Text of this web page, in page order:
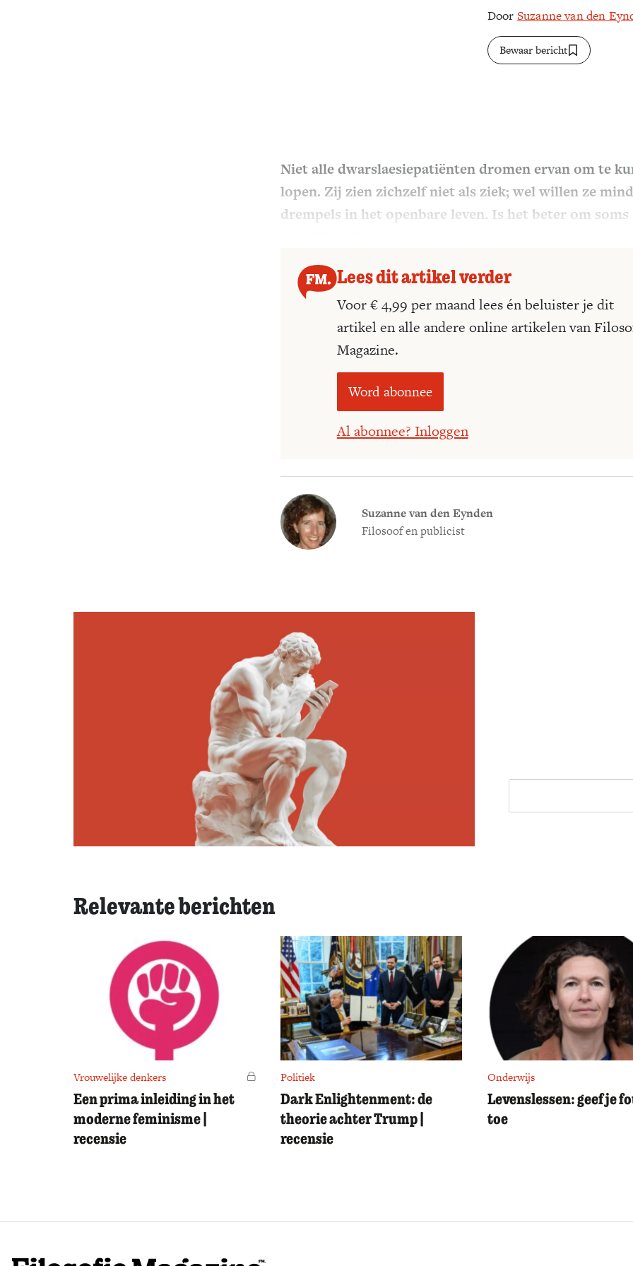
Door Suzanne van den
Bewaar bericht
Niet alle dwarslaesiepatiënten dromen ervan om te
lopen. Zij zien zichzelf niet als ziek; wel willen ze
drempels in het openbare leven. Is het beter om soms
Lees dit artikel verder
Voor € 4,99 per maand lees én beluister je dit
artikel en alle andere online artikelen van
Magazine.
Word abonnee
Al abonnee? Inloggen
Suzanne van den Eynden
Filosoof en publicist
Relevante berichten
Vrouwelijke denkers Voor leden
Een prima inleiding in het
moderne feminisme |
recensie
Politiek
Dark Enlightenment: de
theorie achter Trump |
recensie
Onderwijs
Levenslessen: geef je
toe